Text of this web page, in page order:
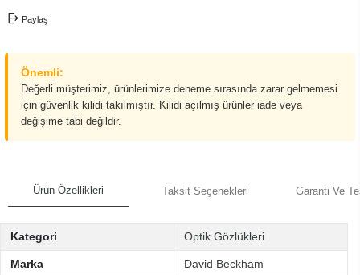
Paylaş
Önemli:
Değerli müşterimiz, ürünlerimize deneme sırasında zarar gelmemesi
için güvenlik kilidi takılmıştır. Kilidi açılmış ürünler iade veya
değişime tabi değildir.
Ürün Özellikleri Taksit Seçenekleri Garanti Ve
Kategori Optik Gözlükleri
Marka David Beckham